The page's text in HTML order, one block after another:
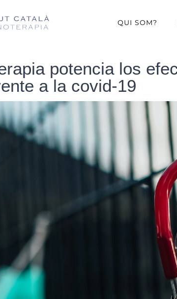
QUI SOM?
potencia los
a la covid-19